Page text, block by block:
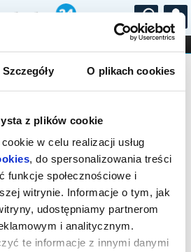
Szczegóły O plikach cookies
z plików cookie
w celu realizacji usług
, do spersonalizowania treści
funkcje społecznościowe i
witrynie. Informacje o tym, jak
udostępniamy partnerom
i analitycznym.
te informacje z innymi danymi
...
I BALET
STAND-UP
on-line na wydarzenie